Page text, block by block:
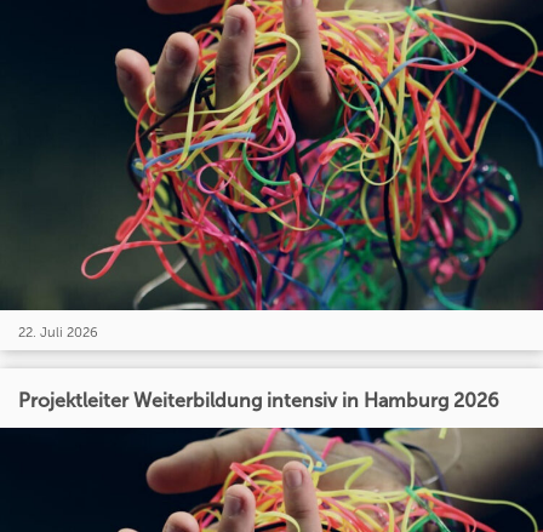
22. Juli 2026
Projektleiter Weiterbildung intensiv in Hamburg 2026